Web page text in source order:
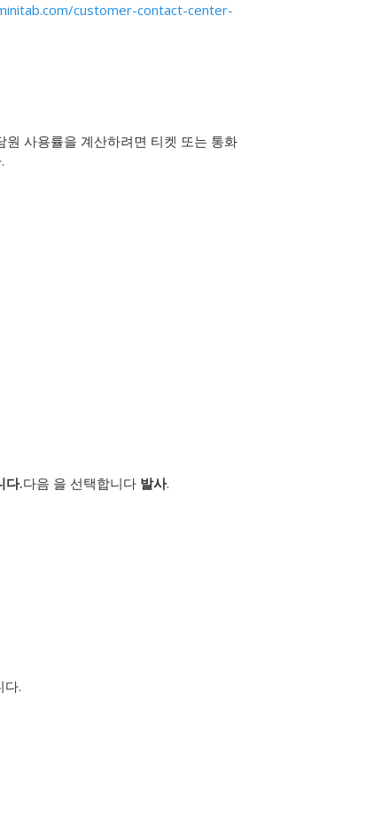
customer-contact-center-
사용률을 계산하려면 티켓 또는 통화
다.다음 을 선택합니다 발사.
다.